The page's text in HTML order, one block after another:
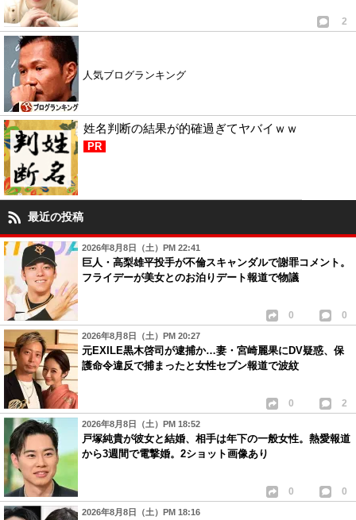
2
人気ブログランキング
姓名判断の結果が的確過ぎてヤバイｗｗ
PR
最近の投稿
2026年8月8日（土）PM 22:41
巨人・高梨雄平投手が不倫スキャンダルで謝罪コメント。
フライデーが美女とのお泊りデート報道で物議
0 0
2026年8月8日（土）PM 20:27
元EXILE黒木啓司が逮捕か…妻・宮崎麗果にDV疑惑、保
護命令違反で捕まったと女性セブン報道で波紋
0 2
2026年8月8日（土）PM 18:52
戸塚純貴が彼女と結婚、相手は年下の一般女性。熱愛報道
から3週間で電撃婚。2ショット画像あり
0 0
2026年8月8日（土）PM 18:16